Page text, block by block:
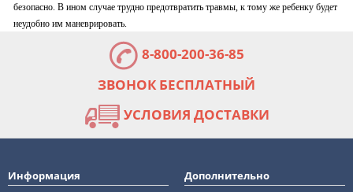
безопасно. В ином случае трудно предотвратить травмы, к тому же ребенку будет
неудобно им маневрировать.
8-800-200-36-85
ЗВОНОК БЕСПЛАТНЫЙ
УСЛОВИЯ ДОСТАВКИ
Информация Дополнительно